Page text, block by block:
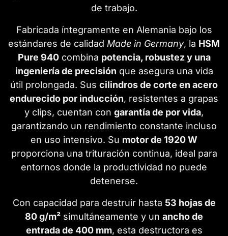
de trabajo.
Fabricada íntegramente en Alemania bajo los
estándares de calidad Made in Germany, la HSM
Pure 940combina potencia, robustez y una
ingeniería de precisión que asegura una vida
útil prolongada. Sus cilindros de corte en acero
endurecido por inducción, resistentes a grapas
y clips, cuentan con garantía de por vida,
garantizando un rendimiento constante incluso
en uso intensivo. Su motor de 1920 W
proporciona una trituración continua, ideal para
entornos donde la productividad no puede
detenerse.
Con capacidad para destruir hasta 53 hojas de
80 g/m² simultáneamente y un ancho de
entrada de 400 mm, esta destructora es